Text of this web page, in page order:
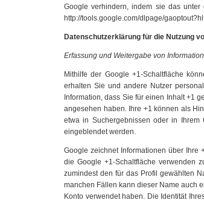
Google verhindern, indem sie das
http://tools.google.com/dlpage/
Datenschutzerklärung für die Nutzung
Erfassung und Weitergabe von
Mithilfe der Google +1-Schaltfläche
erhalten Sie und andere Nutzer
Information, dass Sie für einen Inhalt +1
angesehen haben. Ihre +1 können als
etwa in Suchergebnissen oder in Ihrem
eingeblendet werden.
Google zeichnet Informationen über Ihre
die Google +1-Schaltfläche verwenden
zumindest den für das Profil gewählten
manchen Fällen kann dieser Name auch
Konto verwendet haben. Die Identität